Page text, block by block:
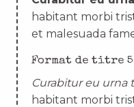
habitant morbi
et malesuada
Format de titre 5
Curabitur eu urna
habitant morbi